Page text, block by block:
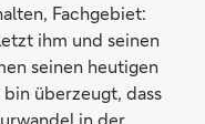
Fachgebiet:
ihm und seinen
seinen heutigen
bin überzeugt, dass